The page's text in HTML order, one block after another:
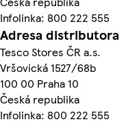
Infolinka: 800 222 555
Adresa distributora
Tesco Stores ČR a.s.
Vršovická 1527/68b
100 00 Praha 10
Česká republika
Infolinka: 800 222 555